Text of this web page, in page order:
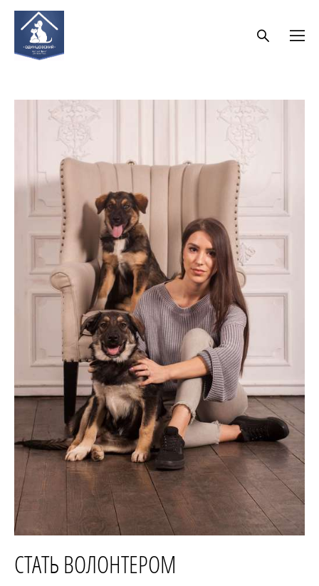
СТАТЬ ВОЛОНТЕРОМ